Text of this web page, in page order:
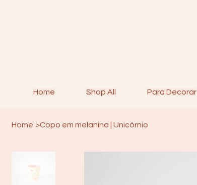
Home Shop All Para Decorar
Home >Copo em melanina | Unicórnio